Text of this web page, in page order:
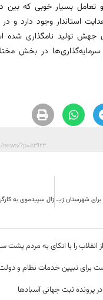
تعامل بسیار خوبی که بین
استاندار وجود دارد و
جهش تولید نامگذاری شده
سرمایه‌گذاری‌ها در بخش
?p=52923
ساخت بیمارستان برای شهرستان زیرکوه به تصویب رسید
را با اتکای به مردم پشت
برای تبیین خدمات نظام و
پرونده ثبت جهانی آسبادها